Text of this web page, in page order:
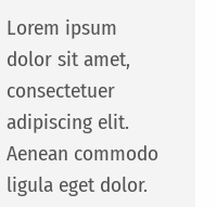
Lorem ipsum
dolor sit amet,
consectetuer
adipiscing elit.
Aenean commodo
ligula eget dolor.